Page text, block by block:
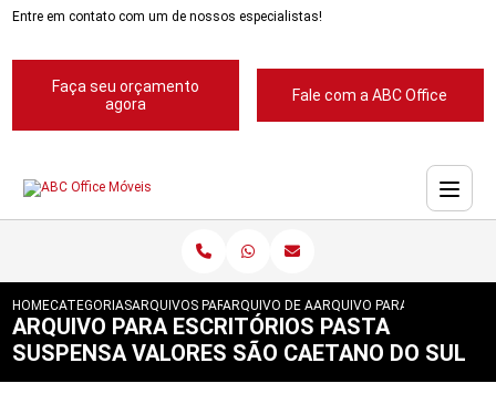
Entre em contato com um de nossos especialistas!
Faça seu orçamento
agora
Fale com a ABC Office
HOMECATEGORIASARQUIVOS PARA ESCRITORIOS
ARQUIVO DE ACO PARA ESCRITORIOS
ARQUIVO PARA
ARQUIVO PARA ESCRITÓRIOS PASTA
SUSPENSA VALORES SÃO CAETANO DO SUL